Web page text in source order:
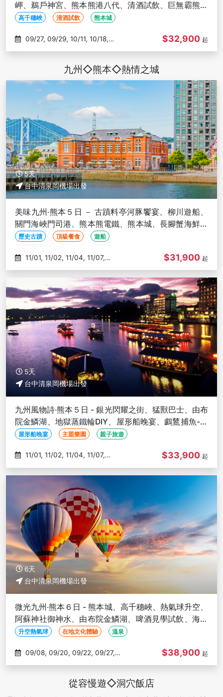
岬、鵜戶神宮、熊本熊港八代、清酒試飲、巨無霸熊本
熊-台中出發
高千穗峽 清酒試飲 熊本城
10/20
$32,900 起
九州◇熊本◇熱情之城
5天
台中清泉岡機場出發
美味九州‧熊本５日 － 古蹟料亭河豚饗宴、柳川遊船、
關門海峽門司港、熊本熊電鐵、熊本城、長腳蟹海鮮美
食-台中出發
歷史古蹟 頂級餐食 遊船
11/08
$31,900 起
5天
台中清泉岡機場出發
九州風物詩‧熊本５日 - 銀光閃耀之街、猛獸巴士、由布
院金鱗湖、地獄蒸鐵輪DIY、屋形船晚宴、鸕鶿捕魚-台
中出發
屋形船晚宴 主題樂園 親子旅遊
11/08
$33,900 起
6天
台中清泉岡機場出發
微光九州‧熊本６日 - 熊本城、高千穗峽、熱氣球升空、
阿蘇神社御神水、由布院金鱗湖、啤酒見學試飲、海鮮
盛宴-台中出發
升空熱氣球 在地文化體驗 溫泉
09/29
$38,900 起
從容慢遊◇洞穴飯店